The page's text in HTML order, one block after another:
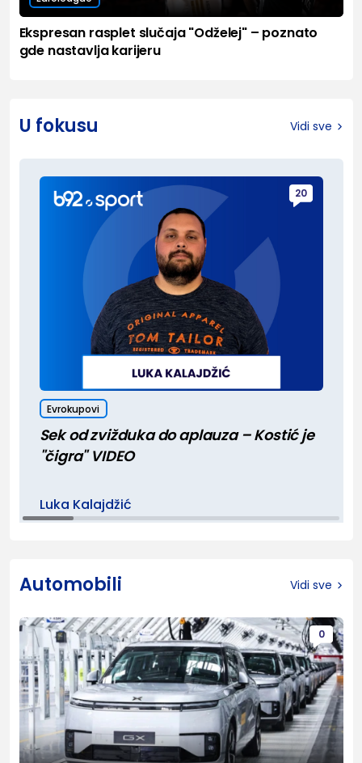
Ekspresan rasplet slučaja "Odželej" – poznato
gde nastavlja karijeru
U fokusu Vidi sve
20
Evrokupovi
Sek od zvižduka do aplauza – Kostić je
"čigra" VIDEO
Luka Kalajdžić
Automobili Vidi sve
0